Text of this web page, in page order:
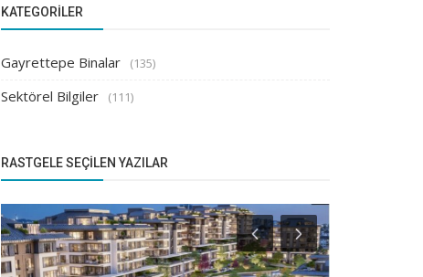
KATEGORILER
Gayrettepe Binalar (135)
Sektörel Bilgiler (111)
RASTGELE SEÇILEN YAZILAR